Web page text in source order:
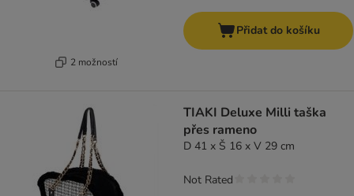
2 možností
Přidat do košíku
TIAKI Deluxe Milli taška
přes rameno
D 41 x Š 16 x V 29 cm
Not Rated